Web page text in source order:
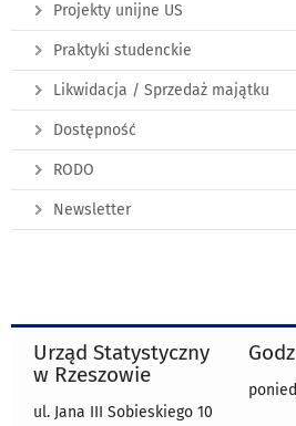
Projekty unijne US
Praktyki studenckie
Likwidacja / Sprzedaż majątku
Dostępność
RODO
Newsletter
Urząd Statystyczny
w Rzeszowie
ul. Jana III Sobieskiego 10